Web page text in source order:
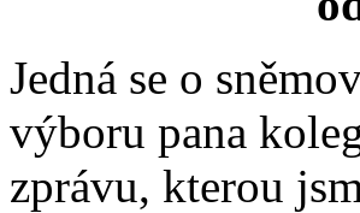
Jedná se o
výboru pana
zprávu, kterou